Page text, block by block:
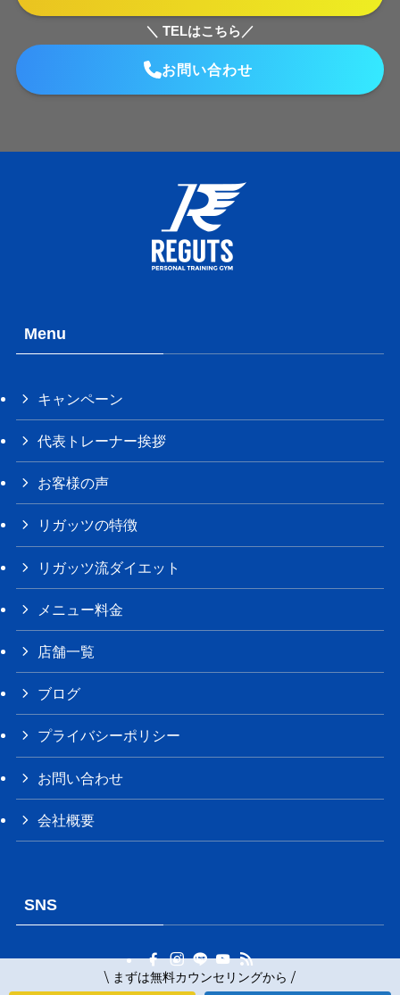
＼ TELはこちら／
お問い合わせ
Menu
キャンペーン
代表トレーナー挨拶
お客様の声
リガッツの特徴
リガッツ流ダイエット
メニュー料金
店舗一覧
ブログ
プライバシーポリシー
お問い合わせ
会社概要
SNS
\ まずは無料カウンセリングから /